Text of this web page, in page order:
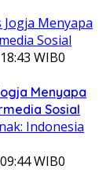
WIB0
Menyapa
Sosial
WIB0